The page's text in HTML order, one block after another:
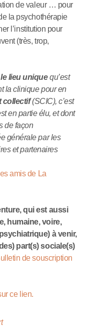
de valeur … pour
la psychothérapie
l’institution pour
(très, trop,
lieu uniquequ’est
la clinique pour en
collectif(SCIC), c’est
en partie élu, et dont
de façon
générale par les
et partenaires
amis de La
qui est aussi
humaine, voire,
à venir,
part(s) sociale(s)
de souscription
ce lien.